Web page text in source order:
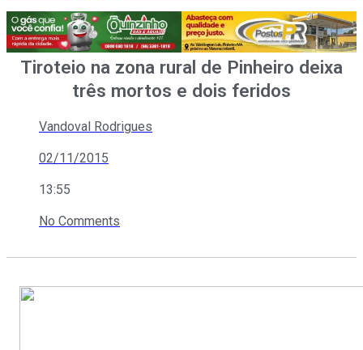
Tiroteio na zona rural de Pinheiro deixa
três mortos e dois feridos
Vandoval Rodrigues
02/11/2015
13:55
No Comments